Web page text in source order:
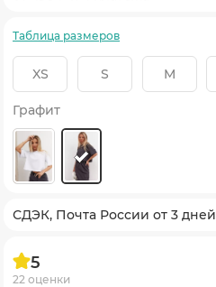
Таблица размеров
XS S M
Графит
СДЭК, Почта России от 3 дней
5
22 оценки